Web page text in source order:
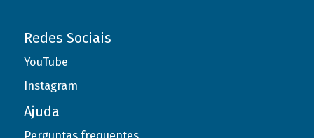
Redes Sociais
YouTube
Instagram
Ajuda
Perguntas frequentes